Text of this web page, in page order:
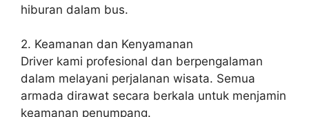
hiburan dalam bus.
2. Keamanan dan Kenyamanan
Driver kami profesional dan berpengalaman
dalam melayani perjalanan wisata. Semua
armada dirawat secara berkala untuk menjamin
keamanan penumpang.